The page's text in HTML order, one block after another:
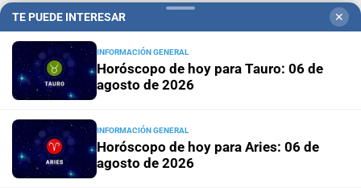
TE PUEDE INTERESAR ✕
INFORMACIÓN GENERAL
Horóscopo de hoy para Tauro: 06 de
agosto de 2026
INFORMACIÓN GENERAL
Horóscopo de hoy para Aries: 06 de
agosto de 2026